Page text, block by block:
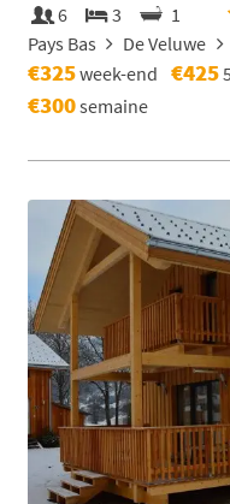
6 3
1
Pays Bas
De Veluwe
€325week-end €425
€300semaine